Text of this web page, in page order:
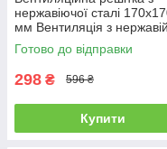
нержавіючої сталі
мм Вентиляція з
для печі
Готово до відправки
298 ₴ 596 ₴
Купити